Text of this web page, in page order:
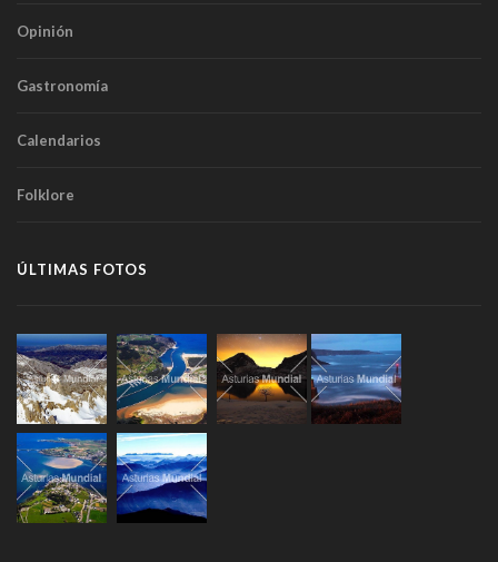
Opinión
Gastronomía
Calendarios
Folklore
ÚLTIMAS FOTOS